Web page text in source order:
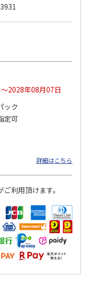
ーフ
〈ソロソロ〉アクア
2028年08月07日
ック
定可
詳細はこちら
利用頂けます。